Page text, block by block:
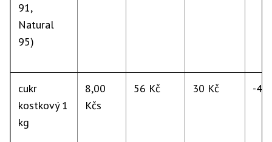
91,
Natural
95)
cukr
kostkový 1
kg
8,00
Kčs
56 Kč 30 Kč -46